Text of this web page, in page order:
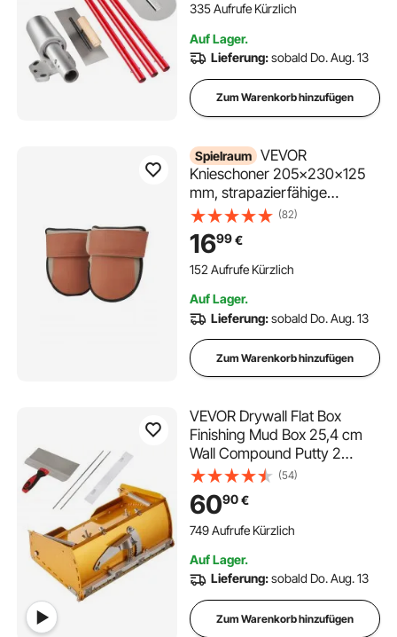
335 Aufrufe Kürzlich
Auf Lager.
Lieferung:sobald Do. Aug. 13
Zum Warenkorb hinzufügen
Spielraum VEVOR
Knieschoner 205x230x125
mm, strapazierfähige
Konstruktionspolster aus
Leder, maschinenwaschbare
Knieschützer, extra dicke
Kniestütze für Gartenarbeit,
Schwarz & Braun
(82)
1699€
152 Aufrufe Kürzlich
Auf Lager.
Lieferung:sobald Do. Aug. 13
Zum Warenkorb hinzufügen
VEVOR Drywall Flat Box
Finishing Mud Box 25,4 cm
Wall Compound Putty 2
Bonus Blades (54)
6090€
749 Aufrufe Kürzlich
Auf Lager.
Lieferung:sobald Do. Aug. 13
Zum Warenkorb hinzufügen